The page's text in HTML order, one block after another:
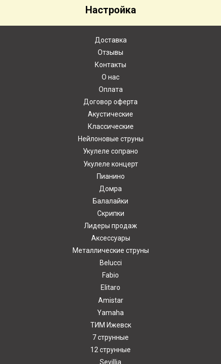
Настройка
Доставка
Отзывы
Контакты
О нас
Оплата
Договор оферта
Акустические
Классические
Нейлоновые струны
Укулеле сопрано
Укулеле концерт
Пианино
Домра
Балалайки
Скрипки
Лидеры продаж
Аксессуары
Металлические струны
Belucci
Fabio
Elitaro
Amistar
Yamaha
ТИМ Ижевск
7 струнные
12 струнные
Sevillia